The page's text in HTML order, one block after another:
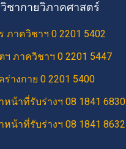
ชากายวิภาคศาสตร์
ภาควิชาฯ 0 2201 5402
ภาควิชาฯ 0 2201 5447
ร่างกาย 0 2201 5400
หน้าที่รับร่างฯ 08 1841 6830
หน้าที่รับร่างฯ 08 1841 8632